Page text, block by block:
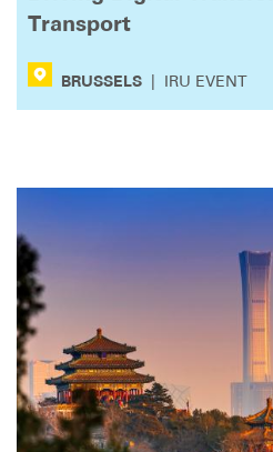
Transport
BRUSSELS IRU EVENT